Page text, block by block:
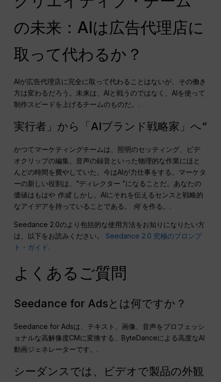
の未来：AIは広告代理店に
取って代わるか？
AIが広告代理店に完全に取って代わることはないが、その働き
方は変わるだろう。未来は、AIと戦うのではなく、AIを使って
制作スピードを上げるチームのものだ。.
実行者」から「AIブランド戦略家」へ“
かつてマーケティングチームは、照明のセッティング、ビデ
オクリップの編集、音声の録音といった物理的な作業にほと
んどの時間を費やしていた。今はAIが力仕事をする。マーケタ
ーの新しい役割は、“ディレクター ”になることだ。あなたの
価値はもはや 作成しかし、AIにそれを伝えるセンスと戦略的
なアイデアを持っていることである。 何を作る。.
Seedance 2.0のより包括的な使用方法をお知りになりたい方
は、以下をお読みください。
Seedance 2.0 究極のプロンプ
ト・ガイド.
よくあるご質問
Seedance for Adsとは何ですか？
Seedance for Adsは、テキスト、画像、音声をプロフェッシ
ョナルな高解像度CMに変換する、ByteDanceによる高度なAI
動画ジェネレーターです。.
シーダンスでは、ビデオで製品の外観